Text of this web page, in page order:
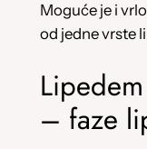
Moguće je i
od jedne vrste
– faze